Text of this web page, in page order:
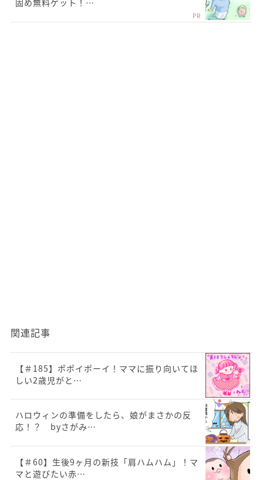
PR
関連記事
【＃185】ポポイポーイ！ママに振り向いてほ
しい2歳児がと…
ハロウィンの準備をしたら、娘がまさかの反
応！？ byさがみ…
【＃60】生後9ヶ月の新技「肩ハムハム」！マ
マと遊びたい赤…